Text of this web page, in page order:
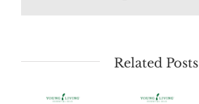
Related Posts